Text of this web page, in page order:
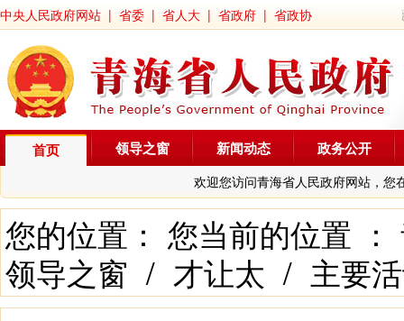
中央人民政府网站 | 省委 | 省人大 | 省政府 | 省政协
首页
欢迎您访问青海省人民政府网站，您
领导之窗 新闻动态 政务公开
您的位置： 您当前的位置 ：
领导之窗 / 才让太 / 主要